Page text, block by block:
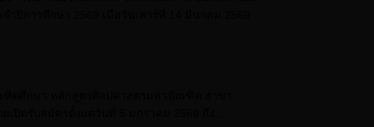
การศึกษา 2569 เมื่อวันเสาร์ที่ 14 มีนาคม 2569